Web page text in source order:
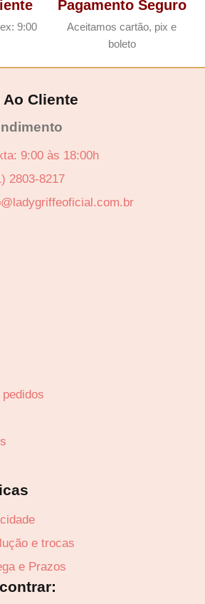
por
por
9:00
Pagamento Seguro
Aceitamos cartão, pix e
boleto
Cliente
9:00 às 18:00h
2803-8217
e trocas
e Prazos